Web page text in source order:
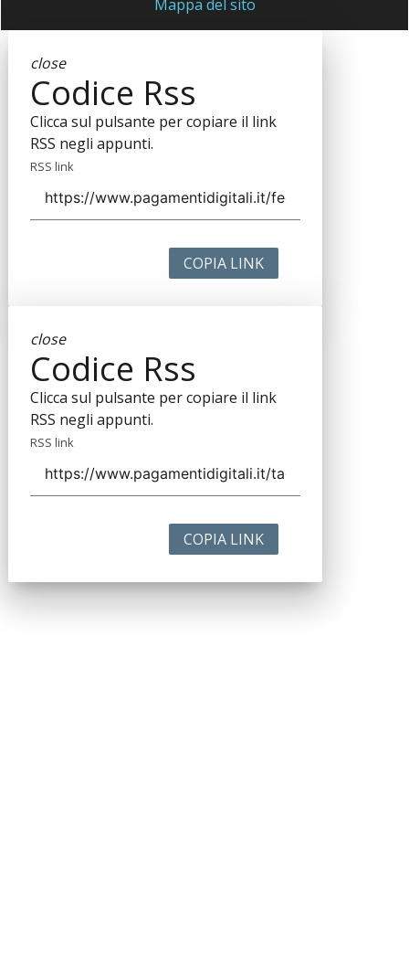
Mappa del sito
close
Codice Rss
Clicca sul pulsante per copiare il link
RSS negli appunti.
RSS link
COPIA LINK
close
Codice Rss
Clicca sul pulsante per copiare il link
RSS negli appunti.
RSS link
COPIA LINK